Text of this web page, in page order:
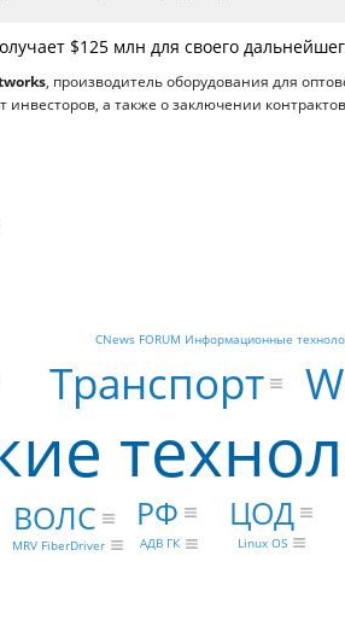
$125 млн для своего
, производитель оборудования для
инвесторов, а также о заключении
Транспорт
ВОЛС РФ ЦОД
АДВ ГК Linux OS
MRV FiberDriver
CNews FORUM Информационные